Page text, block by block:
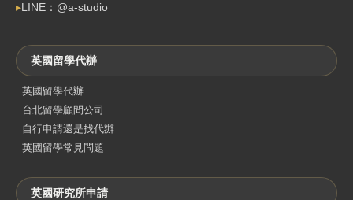
▸LINE：@a-studio
英國留學代辦
英國留學代辦
台北留學顧問公司
自行申請還是找代辦
英國留學常見問題
英國研究所申請